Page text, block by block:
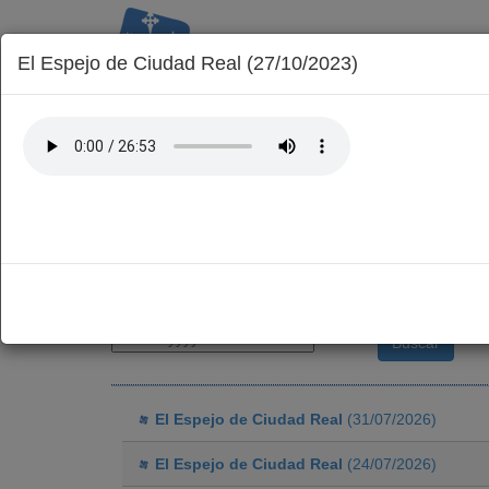
Podcasts
El Espejo de Ciudad Real (31/07/2026)
El Espejo de Ciudad Real (24/07/2026)
El Espejo de Ciudad Real (27/10/2023)